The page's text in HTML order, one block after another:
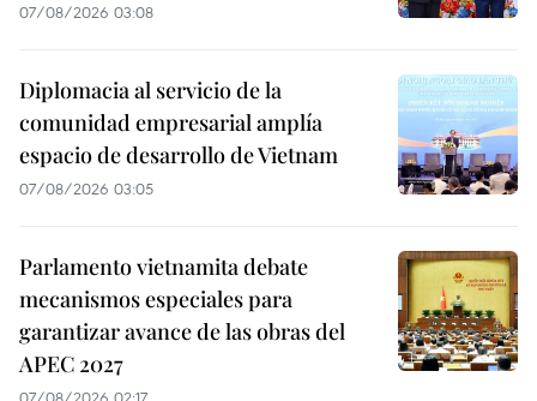
07/08/2026 03:08
Diplomacia al servicio de la
comunidad empresarial amplía
espacio de desarrollo de Vietnam
07/08/2026 03:05
Parlamento vietnamita debate
mecanismos especiales para
garantizar avance de las obras del
APEC 2027